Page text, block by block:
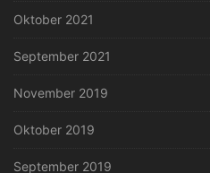
Oktober 2021
September 2021
November 2019
Oktober 2019
September 2019